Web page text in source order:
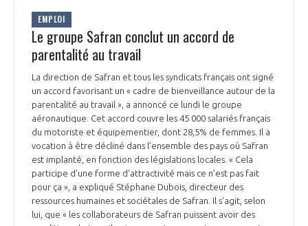
EMPLOI
Le groupe Safran conclut un accord de
parentalité au travail
La direction de Safran et tous les syndicats français ont signé
un accord favorisant un « cadre de bienveillance autour de la
parentalité au travail », a annoncé ce lundi le groupe
aéronautique. Cet accord couvre les 45 000 salariés français
du motoriste et équipementier, dont 28,5% de femmes. Il a
vocation à être décliné dans l’ensemble des pays où Safran
est implanté, en fonction des législations locales. « Cela
participe d’une forme d’attractivité mais ce n’est pas fait
pour ça », a expliqué Stéphane Dubois, directeur des
ressources humaines et sociétales de Safran. Il s’agit, selon
lui, que « les collaborateurs de Safran puissent avoir des